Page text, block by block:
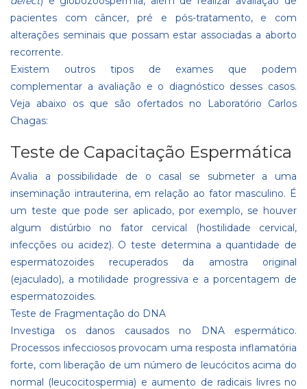
pacientes com câncer, pré e pós-tratamento, e com
alterações seminais que possam estar associadas a aborto
recorrente.
Existem outros tipos de exames que podem
complementar a avaliação e o diagnóstico desses casos.
Veja abaixo os que são ofertados no Laboratório Carlos
Chagas:
Teste de Capacitação Espermática
Avalia a possibilidade de o casal se submeter a uma
inseminação intrauterina, em relação ao fator masculino. É
um teste que pode ser aplicado, por exemplo, se houver
algum distúrbio no fator cervical (hostilidade cervical,
infecções ou acidez). O teste determina a quantidade de
espermatozoides recuperados da amostra original
(ejaculado), a motilidade progressiva e a porcentagem de
espermatozoides.
Teste de Fragmentação do DNA
Investiga os danos causados no DNA espermático.
Processos infecciosos provocam uma resposta inflamatória
forte, com liberação de um número de leucócitos acima do
normal (leucocitospermia) e aumento de radicais livres no